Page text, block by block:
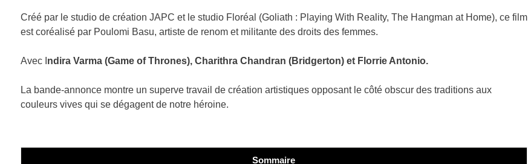
Créé par le studio de création JAPC et le studio Floréal (Goliath : Playing With Reality, The Hangman at Home), ce film
est coréalisé par Poulomi Basu, artiste de renom et militante des droits des femmes.
Avec I ndira Varma (Game of Thrones), Charithra Chandran (Bridgerton) et Florrie Antonio.
La bande-annonce montre un superve travail de création artistiques opposant le côté obscur des traditions aux
couleurs vives qui se dégagent de notre héroine.
Sommaire